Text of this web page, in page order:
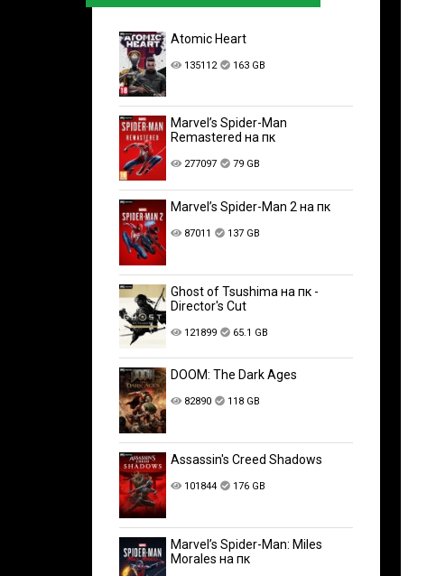
Atomic Heart
135112 163 GB
Marvel’s Spider-Man
Remastered на пк
277097 79 GB
Marvel’s Spider-Man 2 на пк
87011 137 GB
Ghost of Tsushima на пк -
Director's Cut
121899 65.1 GB
DOOM: The Dark Ages
82890 118 GB
Assassin's Creed Shadows
101844 176 GB
Marvel’s Spider-Man: Miles
Morales на пк